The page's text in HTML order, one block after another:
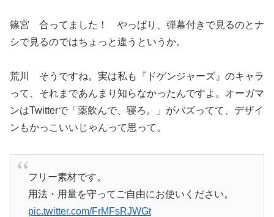
篠宮 合ってました！ やっぱり、弾幕付きで見るのとナ
シで見るのではちょっと違うというか。
荒川 そうですね。実は私も『ドゲンジャーズ』のキャラ
って、それまであんまり知らなかったんですよ。オーガマ
ンはTwitterで「薬飲んで、寝ろ。」がバズってて、デザイ
ンもかっこいいじゃんって思って。
フリー素材です。
用法・用量を守ってご自由にお使いください。
pic.twitter.com/FrMFsRJWGt